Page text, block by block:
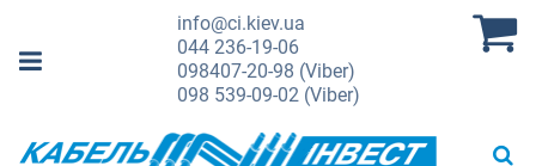
info@ci.kiev.ua
044236-19-06
098407-20-98 (Viber)
098 539-09-02 (Viber)